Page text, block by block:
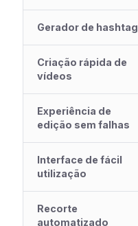
Gerador de hashtag
Criação rápida de
vídeos
Experiência de
edição sem falhas
Interface de fácil
utilização
Recorte
automatizado